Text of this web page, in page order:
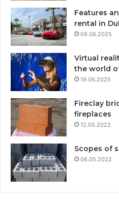
Features
rental in
09.06.2025
Virtual
the world
19.06.2025
Fireclay
fireplaces
12.05.2022
Scopes of
06.05.2022